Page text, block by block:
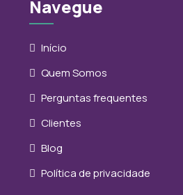
Navegue
Início
Quem Somos
Perguntas frequentes
Clientes
Blog
Política de privacidade